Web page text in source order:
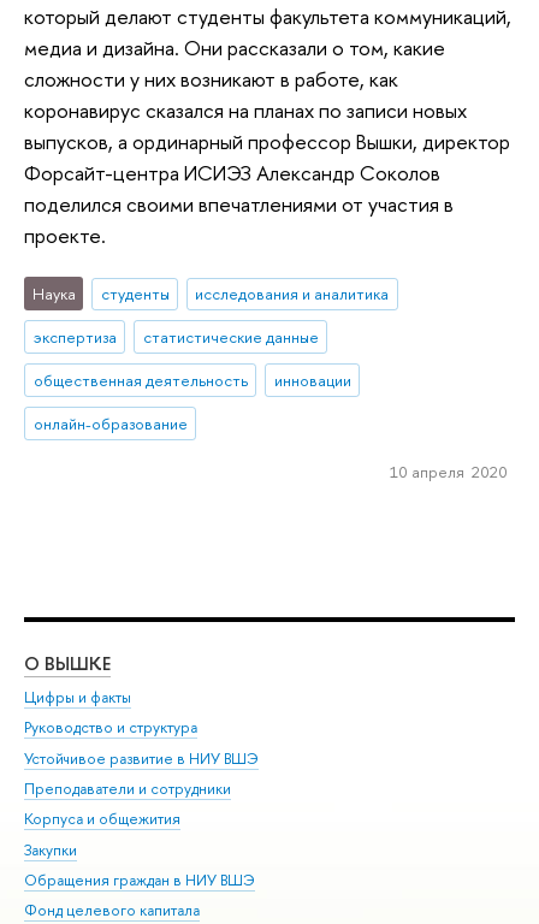
который делают студенты факультета коммуникаций,
медиа и дизайна. Они рассказали о том, какие
сложности у них возникают в работе, как
коронавирус сказался на планах по записи новых
выпусков, а ординарный профессор Вышки, директор
Форсайт-центра ИСИЭЗ Александр Соколов
поделился своими впечатлениями от участия в
проекте.
Наука студенты
исследования и аналитика
экспертиза
статистические данные
общественная деятельность
инновации
онлайн-образование
10 апреля 2020
О ВЫШКЕ
Цифры и факты
Руководство и структура
Устойчивое развитие в НИУ ВШЭ
Преподаватели и сотрудники
Корпуса и общежития
Закупки
Обращения граждан в НИУ ВШЭ
Фонд целевого капитала